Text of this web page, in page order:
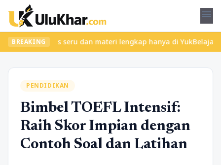
menu
BREAKING
kelas seru dan materi lengkap hanya di YukBelajar.com.
PENDIDIKAN
Bimbel TOEFL Intensif:
Raih Skor Impian dengan
Contoh Soal dan Latihan